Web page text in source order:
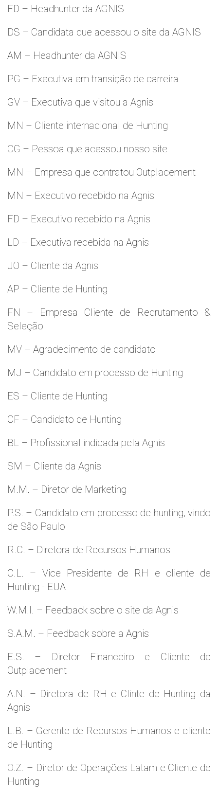
FD – Headhunter da AGNIS
DS – Candidata que acessou o site da AGNIS
AM – Headhunter da AGNIS
PG – Executiva em transição de carreira
GV – Executiva que visitou a Agnis
MN – Cliente internacional de Hunting
CG – Pessoa que acessou nosso site
MN – Empresa que contratou Outplacement
MN – Executivo recebido na Agnis
FD – Executivo recebido na Agnis
LD – Executiva recebida na Agnis
JO – Cliente da Agnis
AP – Cliente de Hunting
FN – Empresa Cliente de Recrutamento &
Seleção
MV – Agradecimento de candidato
MJ – Candidato em processo de Hunting
ES – Cliente de Hunting
CF – Candidato de Hunting
BL – Profissional indicada pela Agnis
SM – Cliente da Agnis
M.M. – Diretor de Marketing
P.S. – Candidato em processo de hunting, vindo
de São Paulo
R.C. – Diretora de Recursos Humanos
C.L. – Vice Presidente de RH e cliente de
Hunting - EUA
W.M.l. – Feedback sobre o site da Agnis
S.A.M. – Feedback sobre a Agnis
E.S. – Diretor Financeiro e Cliente de
Outplacement
A.N. – Diretora de RH e Clinte de Hunting da
Agnis
L.B. – Gerente de Recursos Humanos e cliente
de Hunting
O.Z. – Diretor de Operações Latam e Cliente de
Hunting